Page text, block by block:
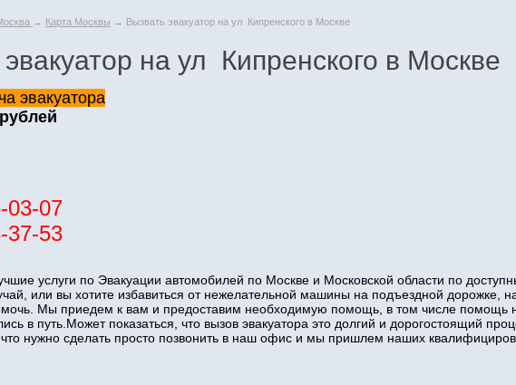
→ Карта Москвы → Вызвать эвакуатор на ул Кипренского в Москве
на ул Кипренского в Москве
эвакуатора
рублей
03-07
37-53
услуги по Эвакуации автомобилей по Москве и Московской области по
или вы хотите избавиться от нежелательной машины на подъездной дорожке,
Мы приедем к вам и предоставим необходимую помощь, в том числе помощь
в путь.Может показаться, что вызов эвакуатора это долгий и дорогостоящий
что нужно сделать просто позвонить в наш офис и мы пришлем наших